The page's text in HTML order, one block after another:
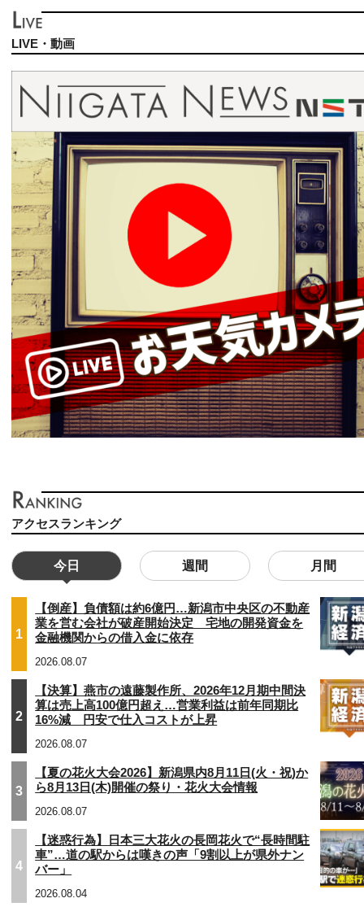
LIVE・動画
アクセスランキング
今日 週間 月間
1
【倒産】負債額は約6億円…新潟市中央区の不動産
業を営む会社が破産開始決定 宅地の開発資金を
金融機関からの借入金に依存
2026.08.07
2
【決算】燕市の遠藤製作所、2026年12月期中間決
算は売上高100億円超え…営業利益は前年同期比
16%減 円安で仕入コストが上昇
2026.08.07
3
【夏の花火大会2026】新潟県内8月11日(火・祝)か
ら8月13日(木)開催の祭り・花火大会情報
2026.08.07
4
【迷惑行為】日本三大花火の長岡花火で“長時間駐
車”…道の駅からは嘆きの声「9割以上が県外ナン
バー」
2026.08.04